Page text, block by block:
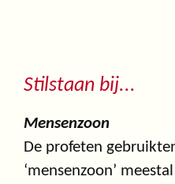
Stilstaan bij...
Mensenzoon
De profeten
‘mensenzoon’